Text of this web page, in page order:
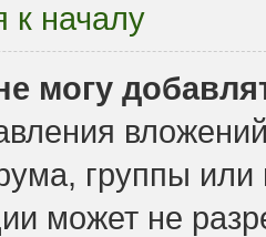
к началу
могу
группы или
может не